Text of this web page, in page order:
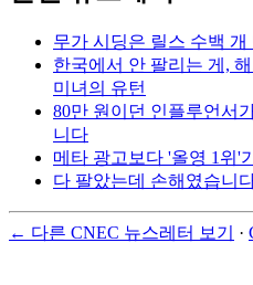
무가 시딩은 릴스 수백
한국에서 안 팔리는 게,
미녀의 유턴
80만 원이던 인플루언서
니다
메타 광고보다 '올영 1위'
다 팔았는데 손해였습니
← 다른 CNEC 뉴스레터 보기 ·